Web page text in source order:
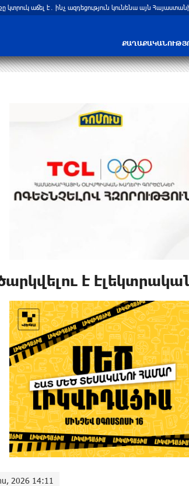
կտրուկ աճել է․ ինչ ազդեցություն կունենա այն
է
2026 14:11